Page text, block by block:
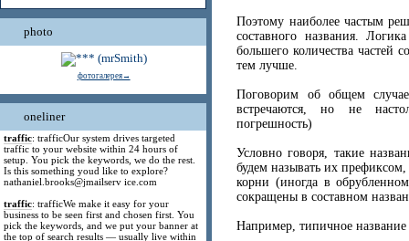
photo
фотогалерея→
oneliner
traffic: trafficOur system drives targeted
traffic to your website within 24 hours of
setup. You pick the keywords, we do the rest.
Is this something youd like to explore?
nathaniel.brooks@jmailserv ice.com
traffic: trafficWe make it easy for your
business to be seen first and chosen first. You
pick the keywords, and we put your banner at
the top of search results — usually live within
Поэтому наиболее частым
составного названия.
большего количества частей
тем лучше.
Поговорим об общем
встречаются, но не
погрешность)
Условно говоря, такие
будем называть их
корни (иногда в
сокращены в составном
Например, типичное название